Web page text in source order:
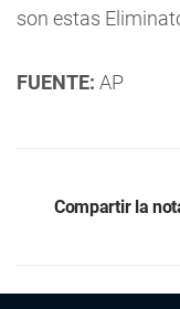
son estas
FUENTE: AP
Compartir la